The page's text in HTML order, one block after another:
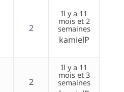
2
Il y a 11
mois et 2
semaines
kamielP
2
Il y a 11
mois et 3
semaines